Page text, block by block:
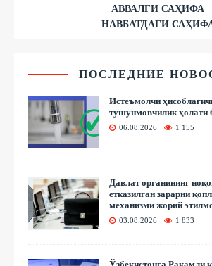
АВВАЛГИ САҲИФА
НАВБАТДАГИ
ПОСЛЕДНИЕ
Истеъмолчи
тушунмовчилик ҳолати
06.08.2026 1 155
Давлат органининг
етказилган зарарни
механизми жорий
03.08.2026 1 833